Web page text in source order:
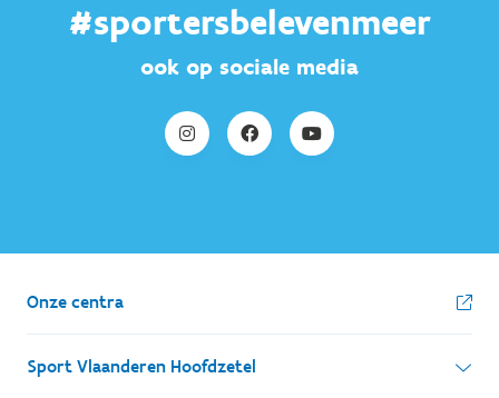
#sportersbelevenmeer
ook op sociale media
Onze centra
Sport Vlaanderen Hoofdzetel